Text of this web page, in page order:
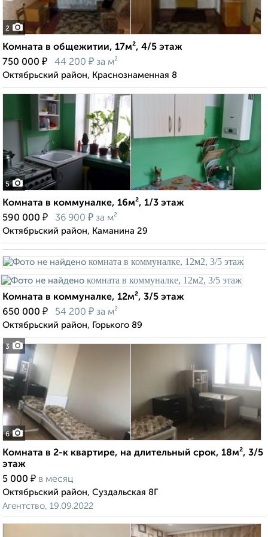
2
Комната в общежитии, 17м², 4/5 этаж
750 000 ₽ 44 200 ₽ за м²
Октябрьский район, Краснознаменная 8
5
Комната в коммуналке, 16м², 1/3 этаж
590 000 ₽ 36 900 ₽ за м²
Октябрьский район, Каманина 29
3
Комната в коммуналке, 12м², 3/5 этаж
650 000 ₽ 54 200 ₽ за м²
Октябрьский район, Горького 89
6
Комната в 2-к квартире, на длительный срок, 18м², 3/5
этаж
5 000 ₽ в месяц
Октябрьский район, Суздальская 8Г
Агентство, 19.09.2022